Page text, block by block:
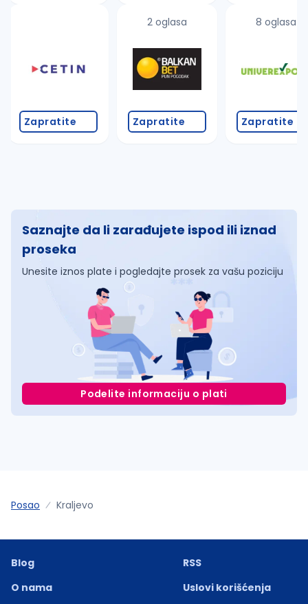
Zapratite
2 oglasa
Zapratite
8 oglasa
Zapratite
Saznajte da li zarađujete ispod ili iznad
proseka
Unesite iznos plate i pogledajte prosek za vašu poziciju
Podelite informaciju o plati
Posao Kraljevo
Blog
O nama
RSS
Uslovi korišćenja